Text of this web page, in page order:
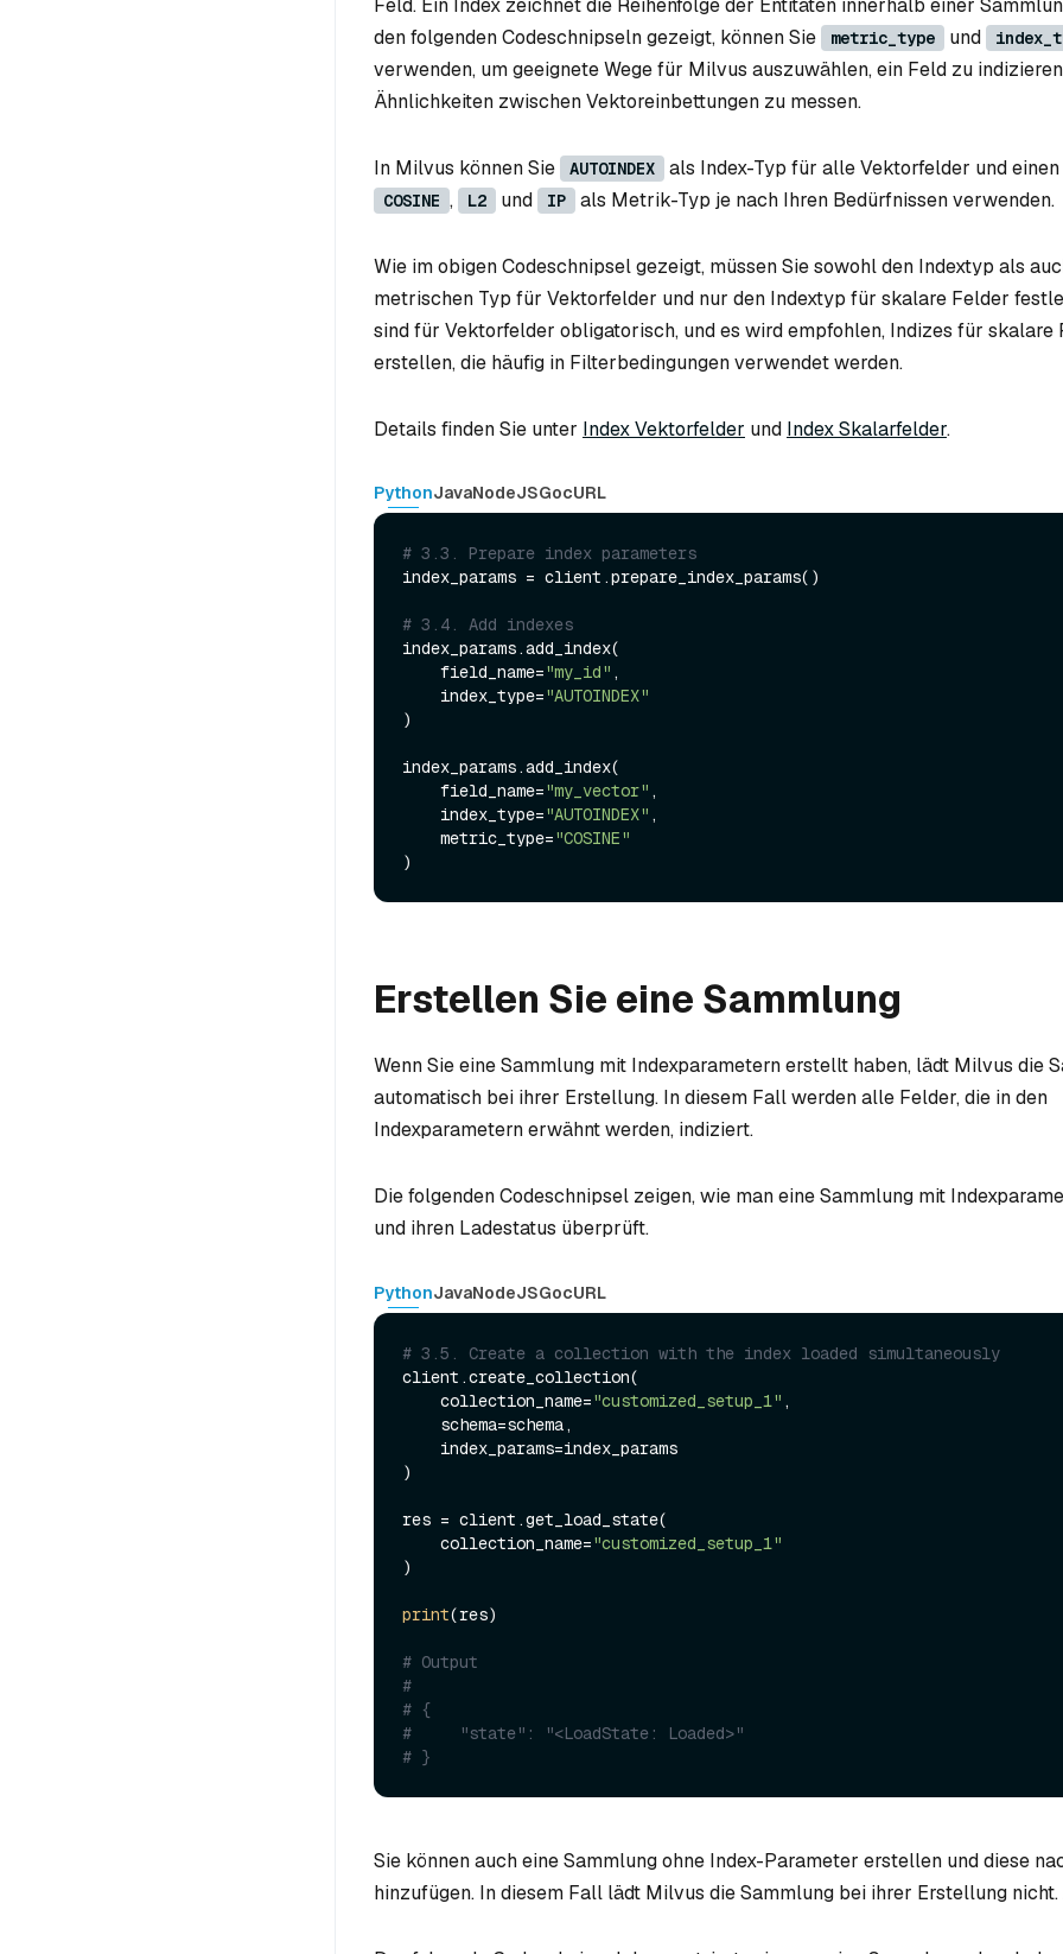
Feld. Ein Index zeichnet die Reihenfolge der Entitäten innerhalb einer
den folgenden Codeschnipseln gezeigt, können Sie
metric_type und
verwenden, um geeignete Wege für Milvus auszuwählen, ein Feld zu
Ähnlichkeiten zwischen Vektoreinbettungen zu messen.
In Milvus können Sie AUTOINDEX als Index-Typ für alle Vektorfelder und
COSINE , L2 und IP als Metrik-Typ je nach Ihren Bedürfnissen verwenden.
Wie im obigen Codeschnipsel gezeigt, müssen Sie sowohl den Indextyp als
metrischen Typ für Vektorfelder und nur den Indextyp für skalare Felder
sind für Vektorfelder obligatorisch, und es wird empfohlen, Indizes für skalare
erstellen, die häufig in Filterbedingungen verwendet werden.
Details finden Sie unter Index Vektorfelder und Index Skalarfelder.
PythonJavaNodeJSGocURL
# 3.3. Prepare index parameters
index_params = client.prepare_index_params()
# 3.4. Add indexes
index_params.add_index(
    field_name=
"my_id" ,
    index_type=
"AUTOINDEX"
)
index_params.add_index(
    field_name=
"my_vector" ,
    index_type=
"AUTOINDEX" ,
    metric_type=
"COSINE"
Erstellen Sie eine Sammlung
Wenn Sie eine Sammlung mit Indexparametern erstellt haben, lädt Milvus die
automatisch bei ihrer Erstellung. In diesem Fall werden alle Felder, die in den
Indexparametern erwähnt werden, indiziert.
Die folgenden Codeschnipsel zeigen, wie man eine Sammlung mit
und ihren Ladestatus überprüft.
PythonJavaNodeJSGocURL
# 3.5. Create a collection with the index loaded simultaneously
client.create_collection(
    collection_name=
"customized_setup_1" ,
)
res = client.get_load_state(
    collection_name=
"customized_setup_1"
)
print(res)
# Output
#
# {
#     "state": "<LoadState: Loaded>"
# }
Sie können auch eine Sammlung ohne Index-Parameter erstellen und diese
hinzufügen. In diesem Fall lädt Milvus die Sammlung bei ihrer Erstellung nicht.